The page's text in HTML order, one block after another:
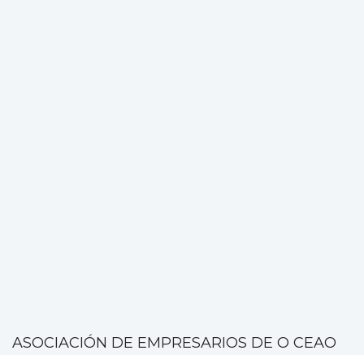
ASOCIACIÓN DE EMPRESARIOS DE O CEAO